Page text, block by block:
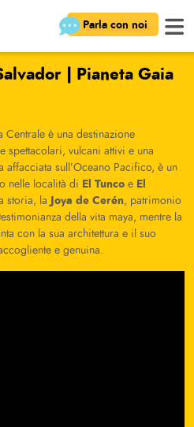
Parla con noi
| Pianeta Gaia
è una destinazione
spettacolari, vulcani attivi e una
affacciata sull’Oceano Pacifico, è un
nelle località di El Tunco e El
storia, laJoya de Cerén, patrimonio
della vita maya, mentre la
con la sua architettura e il suo
e genuina.